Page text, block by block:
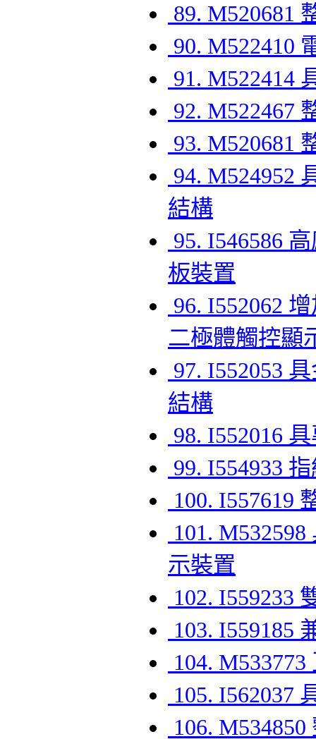
89. M520681
90. M522410
91. M522414
92. M522467
93. M520681
94. M524952
結構
95. I546586
板裝置
96. I552062
二極體觸控顯
97. I552053
結構
98. I552016
99. I554933
100. I557619
101.
示裝置
102. I559233
103. I559185
104.
105. I562037
106.